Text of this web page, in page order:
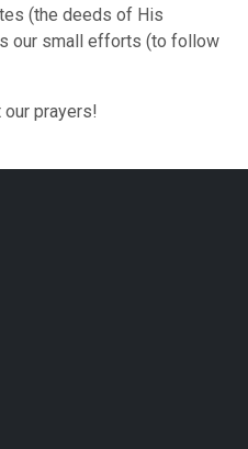
(the deeds of His
our small efforts (to follow
prayers!